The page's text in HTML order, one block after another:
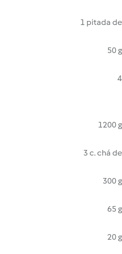
1 pitada de
50 g
4
1200 g
3 c. chá de
300 g
65 g
20 g